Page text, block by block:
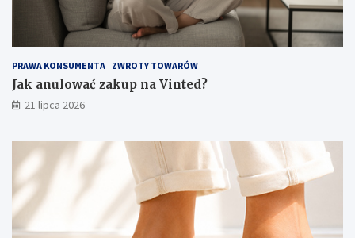
PRAWA KONSUMENTA ZWROTY TOWARÓW
Jak anulować zakup na Vinted?
21 lipca 2026